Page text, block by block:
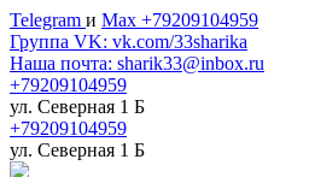
Telegram и Max +79209104959
Группа VK: vk.com/33sharika
Наша почта: sharik33@inbox.ru
+79209104959
ул. Северная 1 Б
+79209104959
ул. Северная 1 Б